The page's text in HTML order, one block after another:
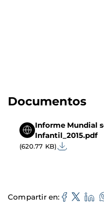
Documentos
Informe Mundial
Infantil_2015.pdf
(620.77 KB)
Compartir en